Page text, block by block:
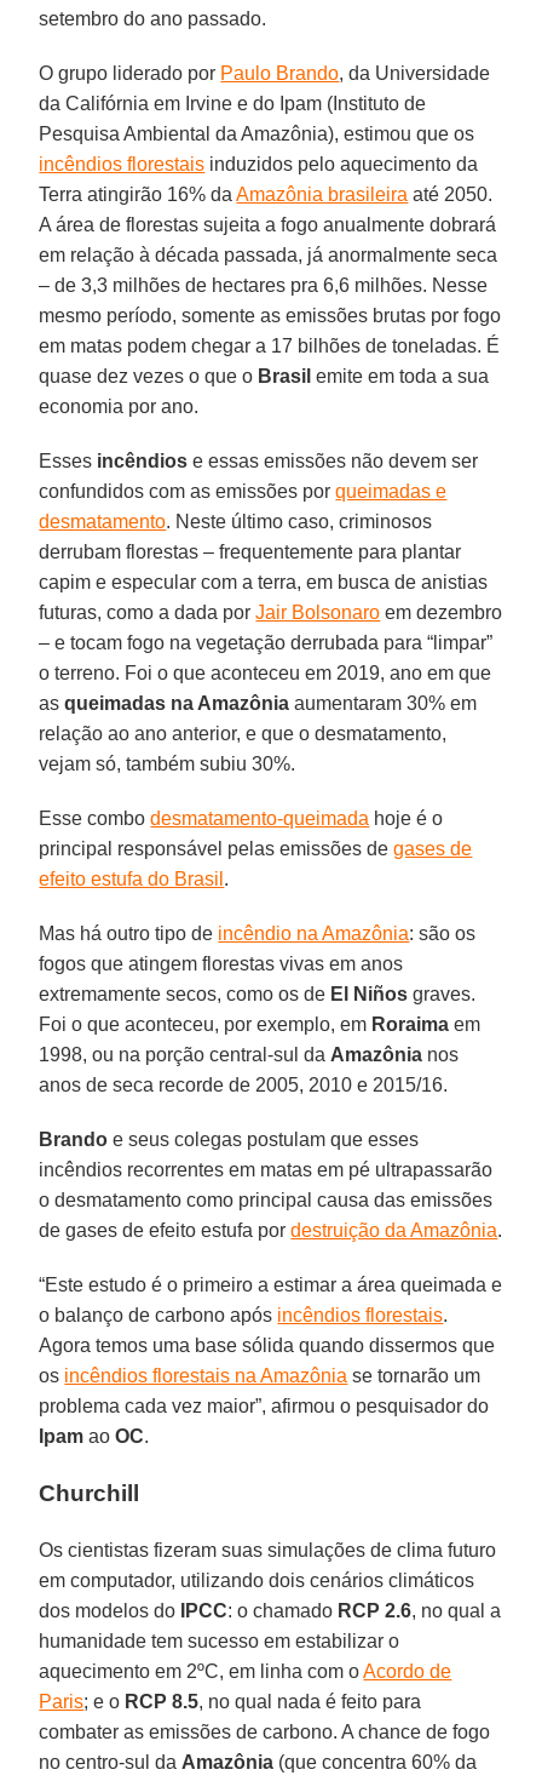
setembro do ano passado.
O grupo liderado por Paulo Brando, da Universidade
da Califórnia em Irvine e do Ipam (Instituto de
Pesquisa Ambiental da Amazônia), estimou que os
incêndios florestais induzidos pelo aquecimento da
Terra atingirão 16% daAmazônia brasileira até 2050.
A área de florestas sujeita a fogo anualmente dobrará
em relação à década passada, já anormalmente seca
– de 3,3 milhões de hectares pra 6,6 milhões. Nesse
mesmo período, somente as emissões brutas por fogo
em matas podem chegar a 17 bilhões de toneladas. É
quase dez vezes o que o Brasil emite em toda a sua
economia por ano.
Esses incêndios e essas emissões não devem ser
confundidos com as emissões porqueimadas e
desmatamento. Neste último caso, criminosos
derrubam florestas – frequentemente para plantar
capim e especular com a terra, em busca de anistias
futuras, como a dada porJair Bolsonaro em dezembro
– e tocam fogo na vegetação derrubada para “limpar”
o terreno. Foi o que aconteceu em 2019, ano em que
asqueimadas na Amazônia aumentaram 30% em
relação ao ano anterior, e que o desmatamento,
vejam só, também subiu 30%.
Esse combo desmatamento-queimada hoje é o
principal responsável pelas emissões degases de
efeito estufa do Brasil .
Mas há outro tipo de incêndio na Amazônia: são os
fogos que atingem florestas vivas em anos
extremamente secos, como os de El Niños graves.
Foi o que aconteceu, por exemplo, em Roraima em
1998, ou na porção central-sul da Amazônia nos
anos de seca recorde de 2005, 2010 e 2015/16.
Brando e seus colegas postulam que esses
incêndios recorrentes em matas em pé ultrapassarão
o desmatamento como principal causa das emissões
de gases de efeito estufa pordestruição da Amazônia.
“Este estudo é o primeiro a estimar a área queimada e
o balanço de carbono após incêndios florestais.
Agora temos uma base sólida quando dissermos que
os incêndios florestais na Amazônia se tornarão um
problema cada vez maior”, afirmou o pesquisador do
Ipam aoOC.
Churchill
Os cientistas fizeram suas simulações de clima futuro
em computador, utilizando dois cenários climáticos
dos modelos do
IPCC: o chamado RCP 2.6, no qual a
humanidade tem sucesso em estabilizar o
aquecimento em 2ºC, em linha com oAcordo de
Paris; e o RCP 8.5, no qual nada é feito para
combater as emissões de carbono. A chance de fogo
no centro-sul da Amazônia (que concentra 60% da